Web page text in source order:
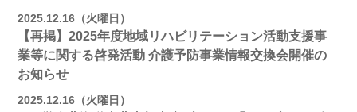
2025.12.16（火曜日）
【再掲】2025年度地域リハビリテーション活動⽀援事
業等に関する啓発活動 介護予防事業情報交換会開催の
お知らせ
2025.12.16（火曜日）